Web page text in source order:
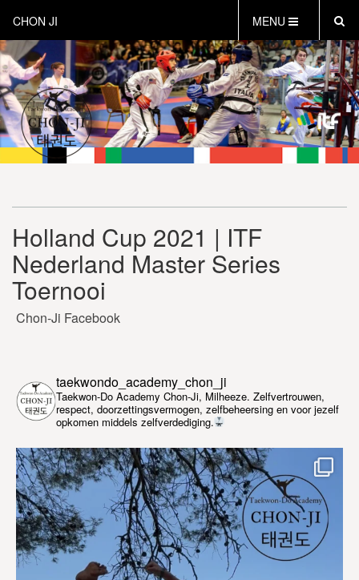
CHON JI MENU
HOME
OVER CHON-JI
TRAINEN HOE EN WAT
CHON-JI KIDS
OVER TAEKWON-DO
PROEFLES AANVRAGEN
VEILIG SPORTEN
INSTRUCTEURS EN COACHES
Holland Cup 2021 | ITF
Nederland Master Series
Toernooi
Chon-Ji Facebook
taekwondo_academy_chon_ji
Taekwon-Do Academy Chon-Ji, Milheeze. Zelfvertrouwen,
respect, doorzettingsvermogen, zelfbeheersing en voor jezelf
opkomen middels zelfverdediging.